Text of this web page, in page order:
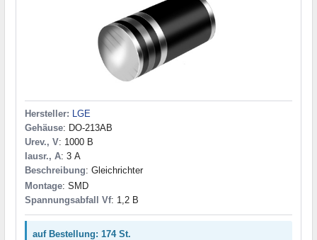
Hersteller: LGE
Gehäuse: DO-213AB
Urev., V: 1000 В
Iausr., A: 3 А
Beschreibung: Gleichrichter
Montage: SMD
Spannungsabfall Vf: 1,2 В
auf Bestellung: 174 St.